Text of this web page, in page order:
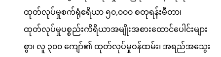
ထုတ်လုပ်မှုစက်ရုံဧရိယာ ၅၀,၀၀၀ စတုရန်းမီတာ၊
ထုတ်လုပ်မှုပစ္စည်းကိရိယာအမျိုးအစားထောင်ပေါင်းများ
စွာ၊ လူ ၃၀၀ ကျော်၏ ထုတ်လုပ်မှုဝန်ထမ်း၊ အရည်အသွေး